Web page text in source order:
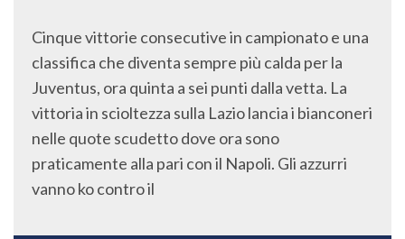
Cinque vittorie consecutive in campionato e una
classifica che diventa sempre più calda per la
Juventus, ora quinta a sei punti dalla vetta. La
vittoria in scioltezza sulla Lazio lancia i bianconeri
nelle quote scudetto dove ora sono
praticamente alla pari con il Napoli. Gli azzurri
vanno ko contro il